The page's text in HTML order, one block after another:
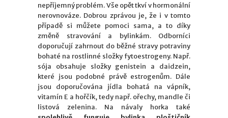
nepříjemný problém. Vše opět tkví v hormonální
nerovnováze. Dobrou zprávou je, že i v tomto
případě si můžete pomoci sama, a to díky
změně stravování a bylinkám. Odborníci
doporučují zahrnout do běžné stravy potraviny
bohaté na rostlinné složky fytoestrogeny. Např.
sója obsahuje složky genistein a daidzein,
které jsou podobné právě estrogenům. Dále
jsou doporučována jídla bohatá na vápník,
vitamín E a hořčík, tedy např. ořechy, mandle či
listová zelenina. Na návaly horka také